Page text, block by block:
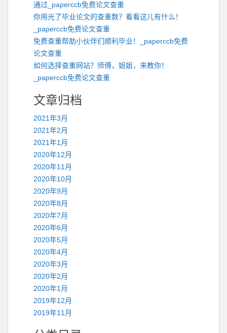
通过_paperccb免费论文查重
你用光了毕业论文的查重数？看看这儿有什么！
_paperccb免费论文查重
免费查重帮助小伙伴们顺利毕业！_paperccb免费
论文查重
如何选择查重网站？师傅，姐姐，来教你！
_paperccb免费论文查重
文章归档
2021年3月
2021年2月
2021年1月
2020年12月
2020年11月
2020年10月
2020年9月
2020年8月
2020年7月
2020年6月
2020年5月
2020年4月
2020年3月
2020年2月
2020年1月
2019年12月
2019年11月